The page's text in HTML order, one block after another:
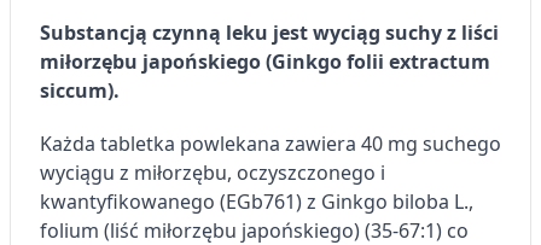
Substancją czynną leku jest wyciąg suchy z liści
miłorzębu japońskiego (Ginkgo folii extractum
siccum).
Każda tabletka powlekana zawiera 40 mg suchego
wyciągu z miłorzębu, oczyszczonego i
kwantyfikowanego (EGb761) z Ginkgo biloba L.,
folium (liść miłorzębu japońskiego) (35-67:1) co